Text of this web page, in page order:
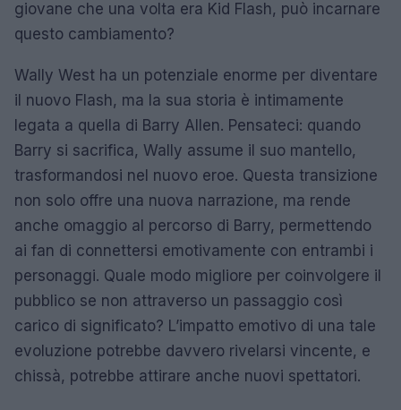
giovane che una volta era Kid Flash, può incarnare
questo cambiamento?
Wally West ha un potenziale enorme per diventare
il nuovo Flash, ma la sua storia è intimamente
legata a quella di Barry Allen. Pensateci: quando
Barry si sacrifica, Wally assume il suo mantello,
trasformandosi nel nuovo eroe. Questa transizione
non solo offre una nuova narrazione, ma rende
anche omaggio al percorso di Barry, permettendo
ai fan di connettersi emotivamente con entrambi i
personaggi. Quale modo migliore per coinvolgere il
pubblico se non attraverso un passaggio così
carico di significato? L’impatto emotivo di una tale
evoluzione potrebbe davvero rivelarsi vincente, e
chissà, potrebbe attirare anche nuovi spettatori.